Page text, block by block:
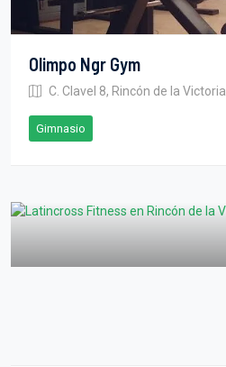
Olimpo Ngr Gym
C. Clavel 8, Rincón de la Victoria
Gimnasio